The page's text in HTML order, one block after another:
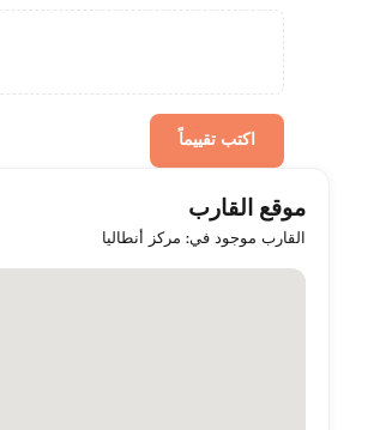
اكتب تقييماً
موقع القارب
القارب موجود في: مركز أنطاليا